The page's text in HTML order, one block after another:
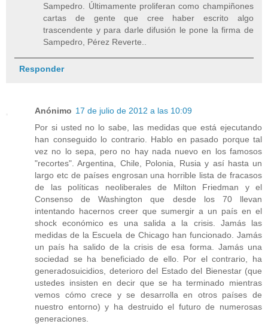
Sampedro. Últimamente proliferan como champiñones
cartas de gente que cree haber escrito algo
trascendente y para darle difusión le pone la firma de
Sampedro, Pérez Reverte..
Responder
Anónimo 17 de julio de 2012 a las 10:09
Por si usted no lo sabe, las medidas que está ejecutando
han conseguido lo contrario. Hablo en pasado porque tal
vez no lo sepa, pero no hay nada nuevo en los famosos
"recortes". Argentina, Chile, Polonia, Rusia y así hasta un
largo etc de países engrosan una horrible lista de fracasos
de las políticas neoliberales de Milton Friedman y el
Consenso de Washington que desde los 70 llevan
intentando hacernos creer que sumergir a un país en el
shock económico es una salida a la crisis. Jamás las
medidas de la Escuela de Chicago han funcionado. Jamás
un país ha salido de la crisis de esa forma. Jamás una
sociedad se ha beneficiado de ello. Por el contrario, ha
generadosuicidios, deterioro del Estado del Bienestar (que
ustedes insisten en decir que se ha terminado mientras
vemos cómo crece y se desarrolla en otros países de
nuestro entorno) y ha destruido el futuro de numerosas
generaciones.